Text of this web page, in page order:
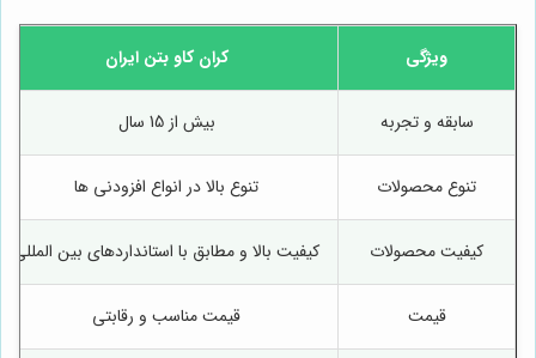
ویژگی کران کاو بتن ایران
سابقه و تجربه بیش از 15 سال
تنوع محصولات تنوع بالا در انواع افزودنی ها
کیفیت محصولات کیفیت بالا و مطابق با استانداردهای بین المللی
قیمت قیمت مناسب و رقابتی